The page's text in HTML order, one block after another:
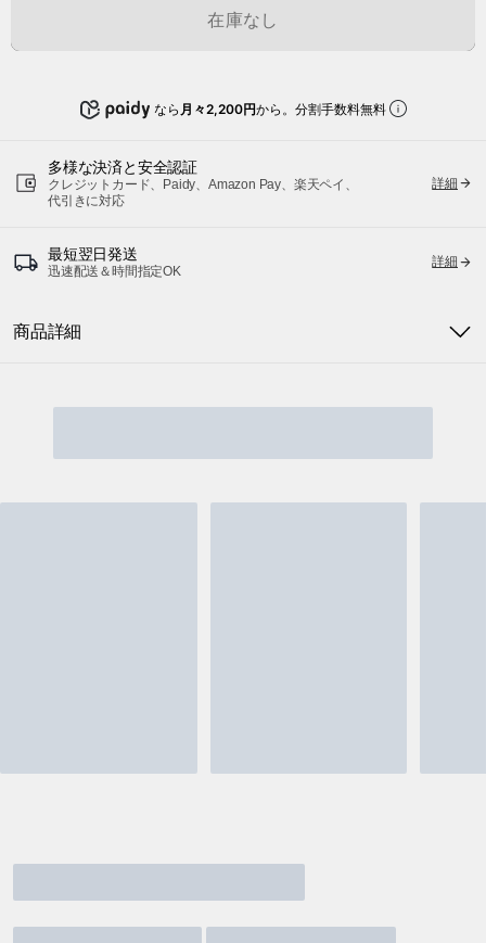
在庫なし
なら 月々2,200円から。分割手数料無料
多様な決済と安全認証
クレジットカード、Paidy、Amazon Pay、楽天ペイ、
代引きに対応
詳細
最短翌日発送
迅速配送＆時間指定OK
詳細
商品詳細